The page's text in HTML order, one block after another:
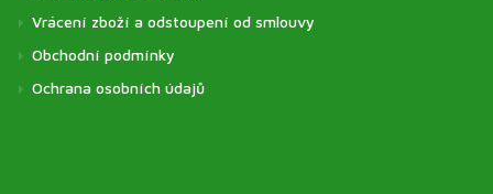
Vrácení zboží a odstoupení od smlouvy
Obchodní podmínky
Ochrana osobních údajů